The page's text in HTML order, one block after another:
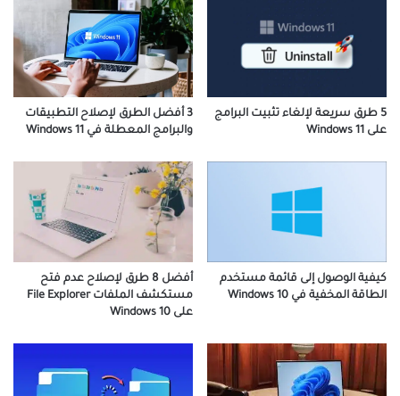
5 طرق سريعة لإلغاء تثبيت البرامج
على Windows 11
3 أفضل الطرق لإصلاح التطبيقات
والبرامج المعطلة في Windows 11
كيفية الوصول إلى قائمة مستخدم
الطاقة المخفية في Windows 10
أفضل 8 طرق لإصلاح عدم فتح
مستكشف الملفات File Explorer
على Windows 10